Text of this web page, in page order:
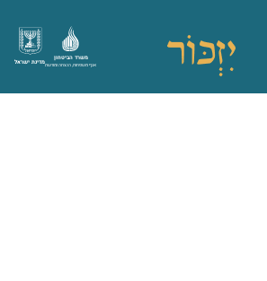
מדינת ישראל
משרד הביטחון
אגף משפחות, הנצחה ומורשת